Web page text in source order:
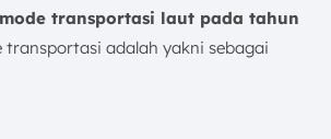
transportasi laut pada tahun
transportasi adalah yakni sebagai